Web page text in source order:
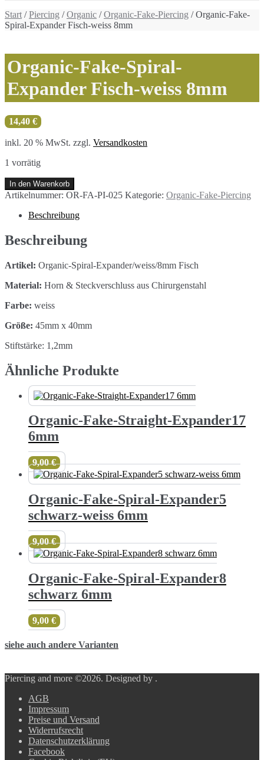
Start /Piercing /Organic /Organic-Fake-Piercing / Organic-Fake-
Spiral-Expander Fisch-weiss 8mm
Organic-Fake-Spiral-
Expander Fisch-weiss 8mm
14,40 €
inkl. 20 % MwSt. zzgl. Versandkosten
1 vorrätig
Organic-
Fake-
Expander
weiss
8mm
In den Warenkorb
Artikelnummer: OR-FA-PI-025 Kategorie: Organic-Fake-Piercing
Beschreibung
Beschreibung
Artikel: Organic-Spiral-Expander/weiss/8mm Fisch
Material: Horn & Steckverschluss aus Chirurgenstahl
Farbe: weiss
Größe: 45mm x 40mm
Stiftstärke: 1,2mm
Ähnliche Produkte
Organic-Fake-Straight-Expander17
6mm
9,00€
Organic-Fake-Spiral-Expander5
schwarz-weiss 6mm
9,00€
Organic-Fake-Spiral-Expander8
schwarz 6mm
9,00 €
siehe auch andere Varianten
Piercing and more ©2026. Designed by .
AGB
Impressum
Preise und Versand
Widerrufsrecht
Datenschutzerklärung
Facebook